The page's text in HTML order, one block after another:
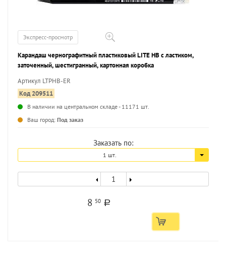
Экспресс-просмотр
Карандаш чернографитный пластиковый LITE НВ с ластиком,
заточенный, шестигранный, картонная коробка
Артикул LTPHB-ER
Код 209511
В наличии на центральном складе - 11171 шт.
Ваш город: Под заказ
Заказать по:
1 шт.
8 50 a